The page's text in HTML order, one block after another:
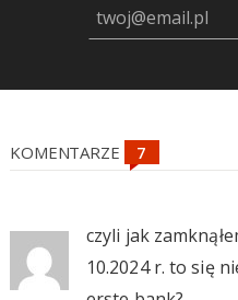
KOMENTARZE
czyli jak
10.2024 r. to się